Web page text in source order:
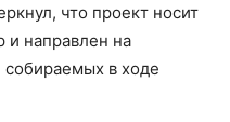
что проект носит
и направлен на
в ходе